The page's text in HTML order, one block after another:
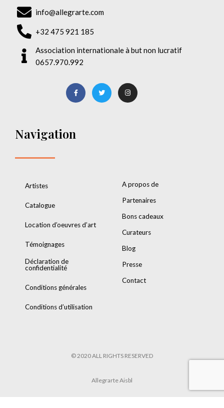
info@allegrarte.com
+32 475 921 185
Association internationale à but non lucratif
0657.970.992
Navigation
Artistes
Catalogue
Location d’oeuvres d’art
Témoignages
Déclaration de
confidentialité
Conditions générales
Conditions d’utilisation
A propos de
Partenaires
Bons cadeaux
Curateurs
Blog
Presse
Contact
© 2020 ALL RIGHTS RESERVED
Allegrarte Aisbl